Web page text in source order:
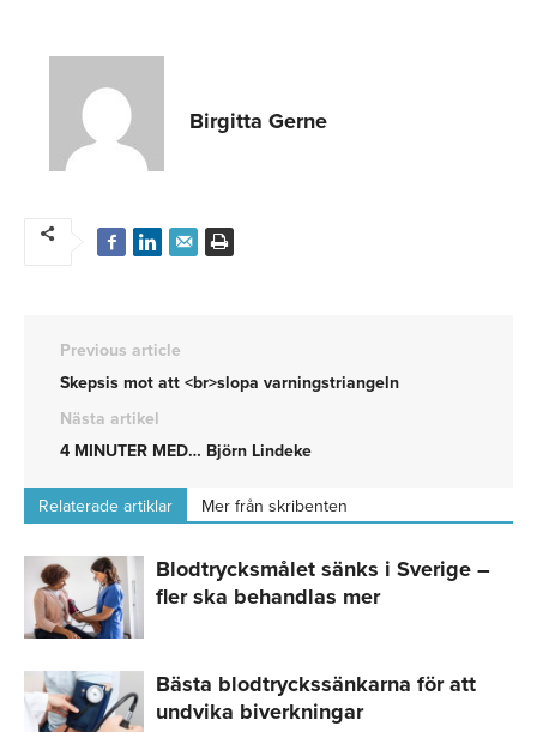
Birgitta Gerne
Previous article
Skepsis mot att <br>slopa varningstriangeln
Nästa artikel
4 MINUTER MED… Björn Lindeke
Relaterade artiklar Mer från skribenten
Blodtrycksmålet sänks i Sverige –
fler ska behandlas mer
Bästa blodtryckssänkarna för att
undvika biverkningar